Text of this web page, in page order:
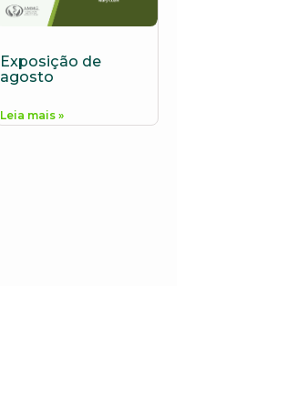
Exposição de
agosto
Leia mais »